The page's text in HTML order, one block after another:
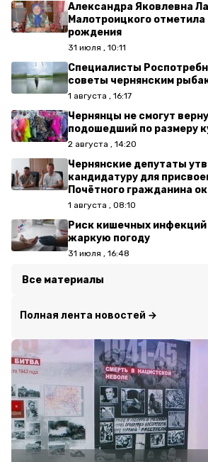
Александра Яковлевна
Малотроицкого
рождения
31 июля , 10:11
Специалисты
советы чернянским
1 августа , 16:17
Чернянцы не смогут
подошедший по размеру
2 августа , 14:20
Чернянские депутаты
кандидатуру для
Почётного гражданина
1 августа , 08:10
Риск кишечных инфекций
жаркую погоду
31 июля , 16:48
Все материалы
Полная лента новостей →